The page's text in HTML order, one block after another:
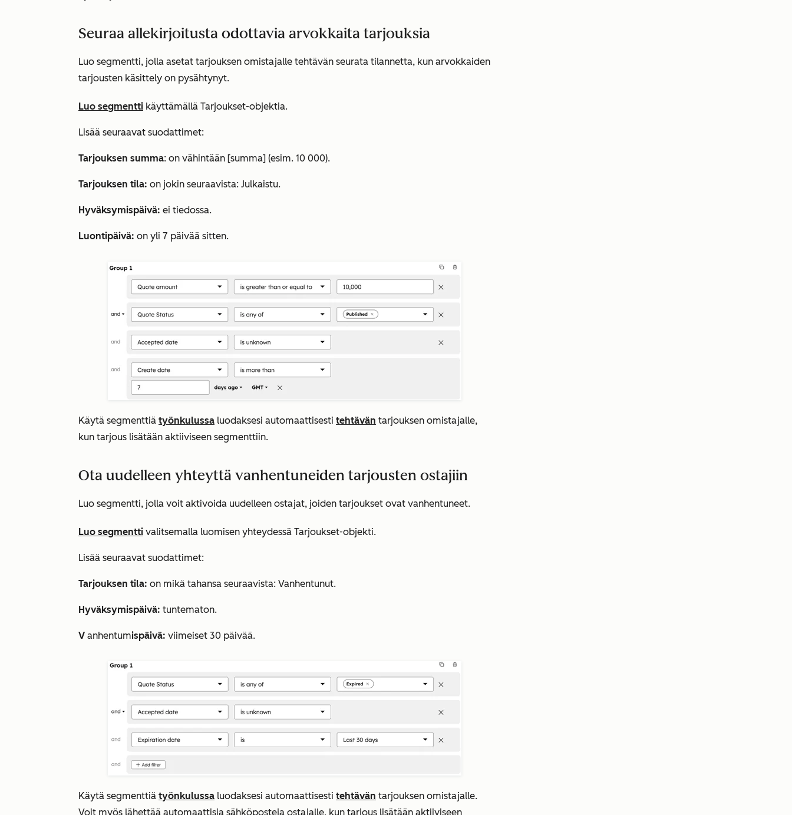
Seuraa allekirjoitusta odottavia arvokkaita tarjouksia
Luo segmentti, jolla asetat tarjouksen omistajalle tehtävän seurata tilannetta, kun arvokkaiden
tarjousten käsittely on pysähtynyt.
Luo segmentti käyttämällä Tarjoukset-objektia.
Lisää seuraavat suodattimet:
Tarjouksen summa: on vähintään [summa] (esim. 10 000).
Tarjouksen tila: on jokin seuraavista: Julkaistu.
Hyväksymispäivä: ei tiedossa.
Luontipäivä: on yli 7 päivää sitten.
Käytä segmenttiä työnkulussa luodaksesi automaattisesti tehtävän tarjouksen omistajalle,
kun tarjous lisätään aktiiviseen segmenttiin.
Ota uudelleen yhteyttä vanhentuneiden tarjousten ostajiin
Luo segmentti, jolla voit aktivoida uudelleen ostajat, joiden tarjoukset ovat vanhentuneet.
Luo segmentti valitsemalla luomisen yhteydessä Tarjoukset-objekti.
Lisää seuraavat suodattimet:
Tarjouksen tila: on mikä tahansa seuraavista: Vanhentunut.
Hyväksymispäivä: tuntematon.
V anhentumispäivä: viimeiset 30 päivää.
Käytä segmenttiä työnkulussa luodaksesi automaattisesti tehtävän tarjouksen omistajalle.
Voit myös lähettää automaattisia sähköposteja ostajalle, kun tarjous lisätään aktiiviseen